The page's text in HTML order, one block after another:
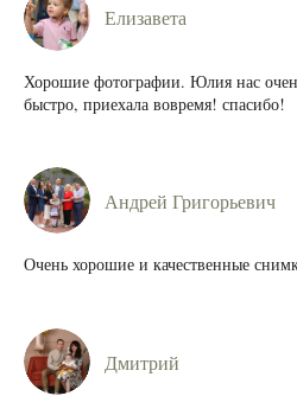
Елизавета
Хорошие фотографии. Юлия нас
быстро, приехала вовремя! спасибо!
Андрей Григорьевич
Очень хорошие и качественные
Дмитрий